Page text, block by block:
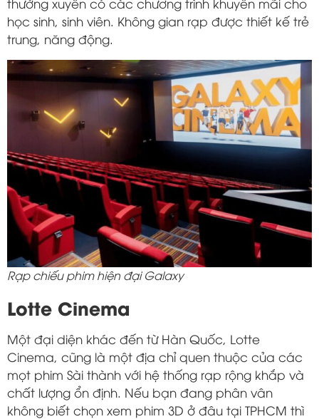
học sinh, sinh viên. Không gian rạp được thiết kế trẻ
trung, năng động.
Rạp chiếu phim hiện đại Galaxy
Lotte Cinema
Một đại diện khác đến từ Hàn Quốc, Lotte
Cinema, cũng là một địa chỉ quen thuộc của các
mọt phim Sài thành với hệ thống rạp rộng khắp và
chất lượng ổn định. Nếu bạn đang phân vân
không biết chọn xem phim 3D ở đâu tại TPHCM thì